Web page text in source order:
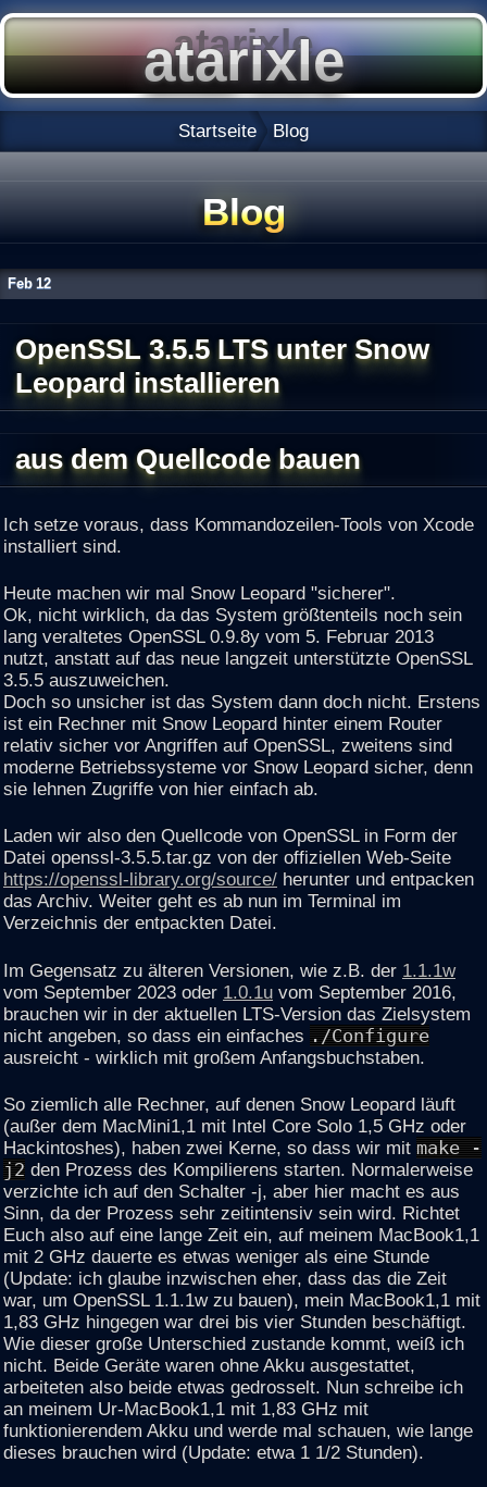
Startseite Blog
Blog
Feb 12
OpenSSL 3.5.5 LTS unter Snow
Leopard installieren
aus dem Quellcode bauen
Ich setze voraus, dass Kommandozeilen-Tools von Xcode
installiert sind.
Heute machen wir mal Snow Leopard "sicherer".
Ok, nicht wirklich, da das System größtenteils noch sein
lang veraltetes OpenSSL 0.9.8y vom 5. Februar 2013
nutzt, anstatt auf das neue langzeit unterstützte OpenSSL
3.5.5 auszuweichen.
Doch so unsicher ist das System dann doch nicht. Erstens
ist ein Rechner mit Snow Leopard hinter einem Router
relativ sicher vor Angriffen auf OpenSSL, zweitens sind
moderne Betriebssysteme vor Snow Leopard sicher, denn
sie lehnen Zugriffe von hier einfach ab.
Laden wir also den Quellcode von OpenSSL in Form der
Datei openssl-3.5.5.tar.gz von der offiziellen Web-Seite
https://openssl-library.org/source/ herunter und entpacken
das Archiv. Weiter geht es ab nun im Terminal im
Verzeichnis der entpackten Datei.
Im Gegensatz zu älteren Versionen, wie z.B. der 1.1.1w
vom September 2023 oder 1.0.1u vom September 2016,
brauchen wir in der aktuellen LTS-Version das Zielsystem
nicht angeben, so dass ein einfaches ./Configure
ausreicht - wirklich mit großem Anfangsbuchstaben.
So ziemlich alle Rechner, auf denen Snow Leopard läuft
(außer dem MacMini1,1 mit Intel Core Solo 1,5 GHz oder
Hackintoshes), haben zwei Kerne, so dass wir mit make -
j2 den Prozess des Kompilierens starten. Normalerweise
verzichte ich auf den Schalter -j, aber hier macht es aus
Sinn, da der Prozess sehr zeitintensiv sein wird. Richtet
Euch also auf eine lange Zeit ein, auf meinem MacBook1,1
mit 2 GHz dauerte es etwas weniger als eine Stunde
(Update: ich glaube inzwischen eher, dass das die Zeit
war, um OpenSSL 1.1.1w zu bauen), mein MacBook1,1 mit
1,83 GHz hingegen war drei bis vier Stunden beschäftigt.
Wie dieser große Unterschied zustande kommt, weiß ich
nicht. Beide Geräte waren ohne Akku ausgestattet,
arbeiteten also beide etwas gedrosselt. Nun schreibe ich
an meinem Ur-MacBook1,1 mit 1,83 GHz mit
funktionierendem Akku und werde mal schauen, wie lange
dieses brauchen wird (Update: etwa 1 1/2 Stunden).